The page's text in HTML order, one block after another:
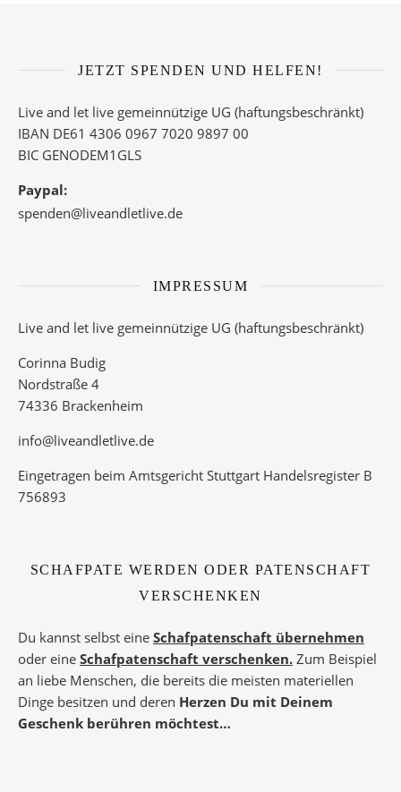
JETZT SPENDEN UND HELFEN!
Live and let live gemeinnützige UG (haftungsbeschränkt)
IBAN DE61 4306 0967 7020 9897 00
BIC GENODEM1GLS
Paypal:
spenden@liveandletlive.de
IMPRESSUM
Live and let live gemeinnützige UG (haftungsbeschränkt)
Corinna Budig
Nordstraße 4
74336 Brackenheim
info@liveandletlive.de
Eingetragen beim Amtsgericht Stuttgart Handelsregister B
756893
SCHAFPATE WERDEN ODER PATENSCHAFT
VERSCHENKEN
Du kannst selbst eine Schafpatenschaft übernehmen
oder eine Schafpatenschaft verschenken. Zum Beispiel
an liebe Menschen, die bereits die meisten materiellen
Dinge besitzen und deren Herzen Du mit Deinem
Geschenk berühren möchtest…